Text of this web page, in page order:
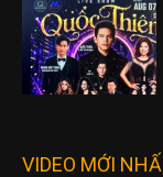
VIDEO MỚI